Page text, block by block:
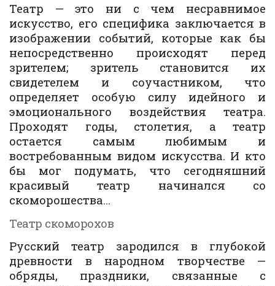
Театр — это ни с чем несравнимое
искусство, его специфика заключается в
изображении событий, которые как бы
непосредственно происходят перед
зрителем; зритель становится их
свидетелем и соучастником, что
определяет особую силу идейного и
эмоционального воздействия театра.
Проходят годы, столетия, а театр
остается самым любимым и
востребованным видом искусства. И кто
бы мог подумать, что сегодняшний
красивый театр начинался со
скоморошества…
Театр скоморохов
Русский театр зародился в глубокой
древности в народном творчестве —
обряды, праздники, связанные с